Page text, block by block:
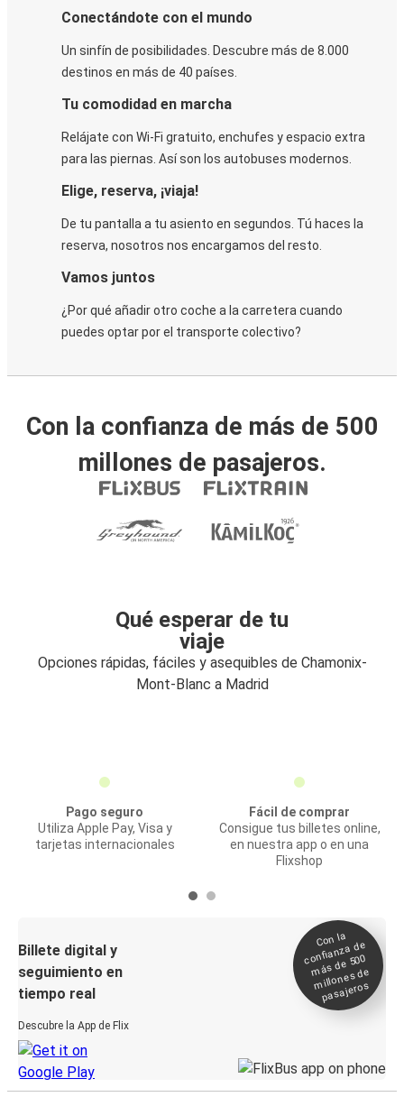
Conectándote con el mundo
Un sinfín de posibilidades. Descubre más de 8.000
destinos en más de 40 países.
Tu comodidad en marcha
Relájate con Wi-Fi gratuito, enchufes y espacio extra
para las piernas. Así son los autobuses modernos.
Elige, reserva, ¡viaja!
De tu pantalla a tu asiento en segundos. Tú haces la
reserva, nosotros nos encargamos del resto.
Vamos juntos
¿Por qué añadir otro coche a la carretera cuando
puedes optar por el transporte colectivo?
Con la confianza de más de 500
millones de pasajeros.
Qué esperar de tu
viaje
Opciones rápidas, fáciles y asequibles de Chamonix-
Mont-Blanc a Madrid
Pago seguro
Utiliza Apple Pay, Visa y
tarjetas internacionales
Fácil de comprar
Consigue tus billetes online,
en nuestra app o en una
Flixshop
Billete digital y
seguimiento en
tiempo real
Descubre la App de Flix
Con la
confianza de
más de 500
millones de
pasajeros